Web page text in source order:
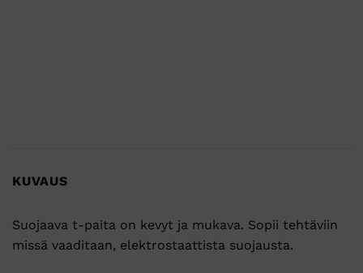
KUVAUS
Suojaava t-paita on kevyt ja mukava. Sopii tehtäviin
missä vaaditaan, elektrostaattista suojausta.